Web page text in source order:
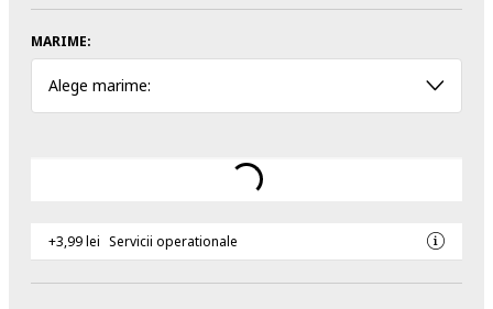
MARIME:
Alege marime:
+3,99 lei Servicii operationale